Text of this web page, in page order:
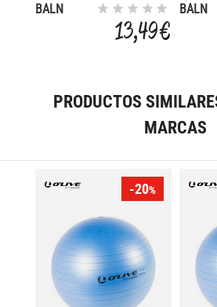
BALN
13,49 €
BALN
PRODUCTOS
MARCAS
-20%